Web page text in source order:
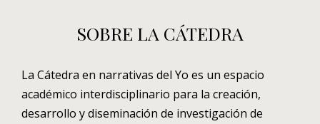
SOBRE LA CÁTEDRA
La Cátedra en narrativas del Yo es un espacio
académico interdisciplinario para la creación,
desarrollo y diseminación de investigación de